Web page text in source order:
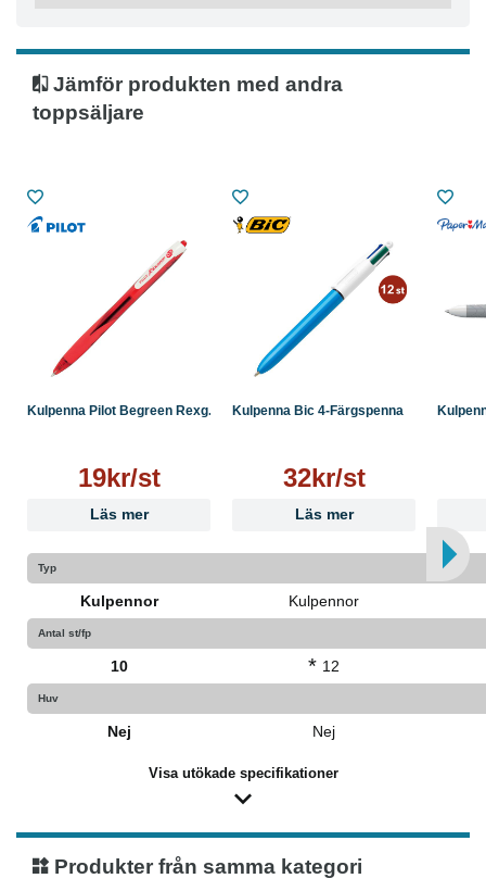
Skrivfärg: Röd
Dokumentäkta bläck enligt ISO 12757
Jämför produkten med andra
toppsäljare
Kulpenna Pilot Begreen Rexg...
19kr/st
Läs mer
Kulpenna Bic 4-Färgspenna
32kr/st
Läs mer
Typ
Kulpennor Kulpennor
Antal st/fp
10 * 12
Huv
Nej Nej
Visa utökade specifikationer
Produkter från samma kategori